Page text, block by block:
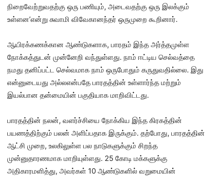
நிறைவேற்றுவதற்கு ஒரு பணியும், அடைவதற்கு ஒரு இலக்கும்
உள்ளன’என்று சுவாமி விவேகானந்தர் ஒருமுறை கூறினார்.
ஆயிரக்கணக்கான ஆண்டுகளாக, பாரதம் இந்த அர்த்தமுள்ள
நோக்கத்துடன் முன்னேறி வந்துள்ளது. நாம் ஈட்டிய செல்வத்தை
நமது தனிப்பட்ட செல்வமாக நாம் ஒருபோதும் கருதுவதில்லை. இது
என்னுடையது அல்லஎன்பதே பாரதத்தின் உள்ளார்ந்த மற்றும்
இயல்பான தன்மையின் பகுதியாக மாறிவிட்டது.
பாரதத்தின் நலன், வளர்ச்சியை நோக்கிய இந்த கிரகத்தின்
பயணத்திற்கும் பலன் அளிப்பதாக இருக்கும். தற்போது, பாரதத்தின்
ஆட்சி முறை, உலகிலுள்ள பல நாடுகளுக்கும் சிறந்த
முன்னுதாரணமாக மாறியுள்ளது. 25 கோடி மக்களுக்கு
அதிகாரமளித்து, அவர்கள் 10 ஆண்டுகளில் வறுமையின்